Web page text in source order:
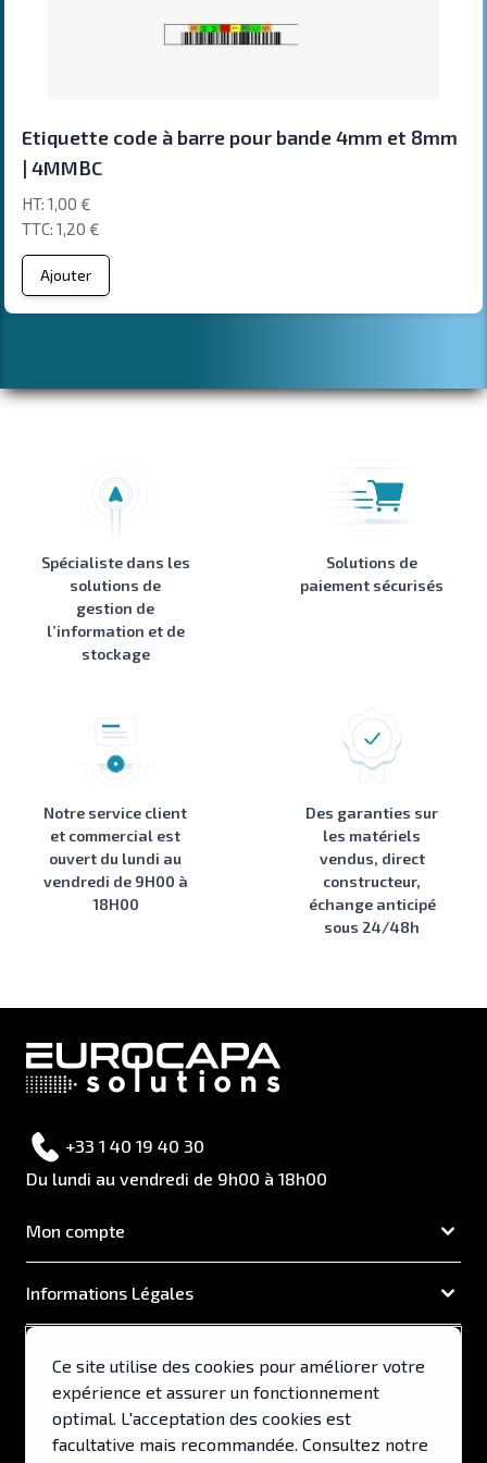
Etiquette code à barre pour bande 4mm et 8mm
| 4MMBC
1,20 €
1,00 €
Ajouter
Spécialiste dans les
solutions de
gestion de
l’information et de
stockage
Solutions de
paiement sécurisés
Notre service client
et commercial est
ouvert du lundi au
vendredi de 9H00 à
18H00
Des garanties sur
les matériels
vendus, direct
constructeur,
échange anticipé
sous 24/48h
+33 1 40 19 40 30
Du lundi au vendredi de 9h00 à 18h00
Mon compte
Informations Légales
Support & Services
Ce site utilise des cookies pour améliorer votre
expérience et assurer un fonctionnement
optimal. L'acceptation des cookies est
facultative mais recommandée. Consultez notre